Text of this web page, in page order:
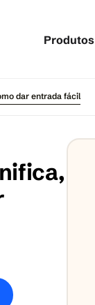
Produtos
dar entrada fácil